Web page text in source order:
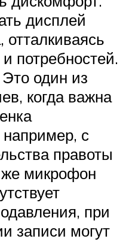
дисплей
потребностей.
Это один из
когда важна
с
правоты
микрофон
при
записи могут